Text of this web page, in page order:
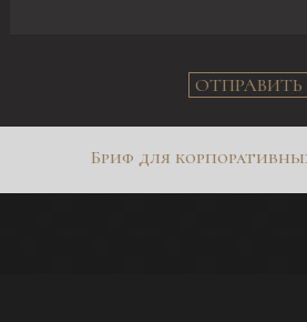
ОТПРАВИТЬ
Бриф для